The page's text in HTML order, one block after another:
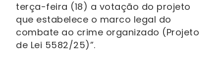
terça-feira (18) a votação do projeto
que estabelece o marco legal do
combate ao crime organizado (Projeto
de Lei 5582/25)”.